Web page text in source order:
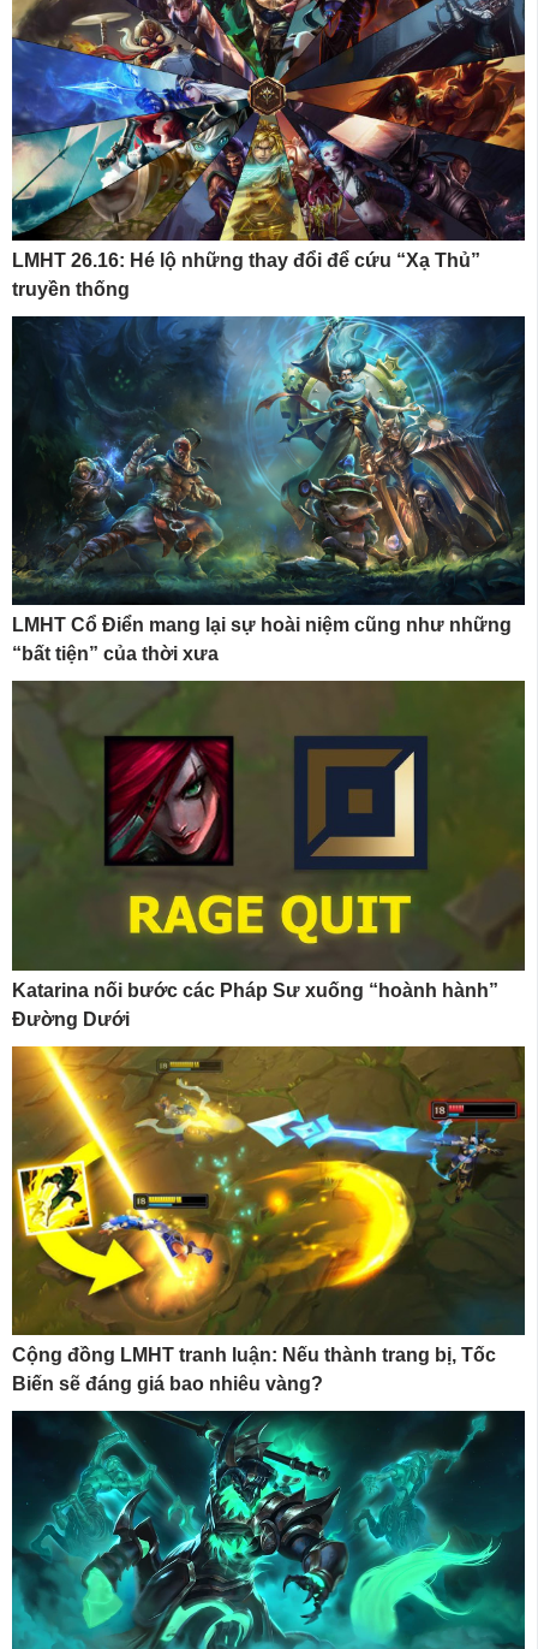
LMHT 26.16: Hé lộ những thay đổi để cứu “Xạ Thủ”
truyền thống
LMHT Cổ Điển mang lại sự hoài niệm cũng như những
“bất tiện” của thời xưa
Katarina nối bước các Pháp Sư xuống “hoành hành”
Đường Dưới
Cộng đồng LMHT tranh luận: Nếu thành trang bị, Tốc
Biến sẽ đáng giá bao nhiêu vàng?